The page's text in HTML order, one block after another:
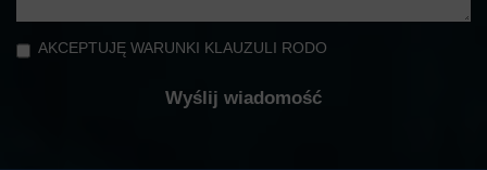
AKCEPTUJĘ WARUNKI KLAUZULI RODO